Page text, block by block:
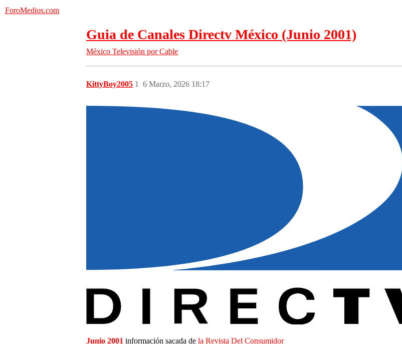
ForoMedios.com
Guia de Canales Directv México (Junio 2001)
México Televisión por Cable
KittyBoy2005 6 Marzo, 2026 18:17
1
Junio 2001 información sacada de la Revista Del Consumidor